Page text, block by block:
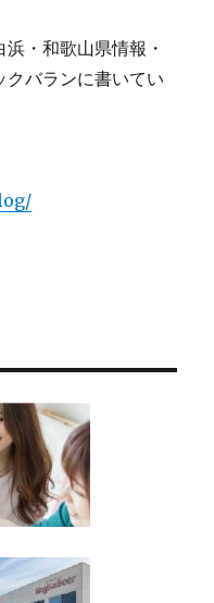
・和歌山県情報・
クバランに書いてい